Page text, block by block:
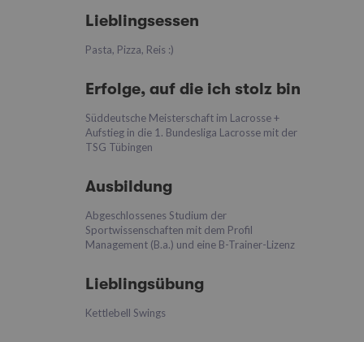
Lieblingsessen
Pasta, Pizza, Reis :)
Erfolge, auf die ich stolz bin
Süddeutsche Meisterschaft im Lacrosse +
Aufstieg in die 1. Bundesliga Lacrosse mit der
TSG Tübingen
Ausbildung
Abgeschlossenes Studium der
Sportwissenschaften mit dem Profil
Management (B.a.) und eine B-Trainer-Lizenz
Lieblingsübung
Kettlebell Swings